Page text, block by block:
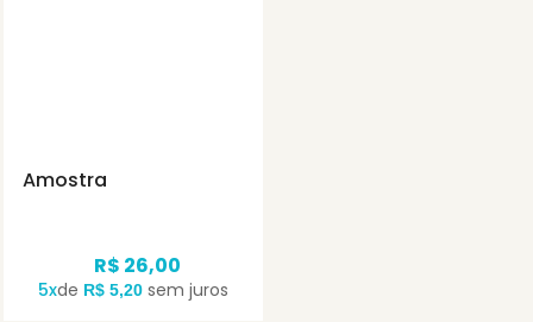
Amostra
R$ 26,00
5xde R$ 5,20 sem juros